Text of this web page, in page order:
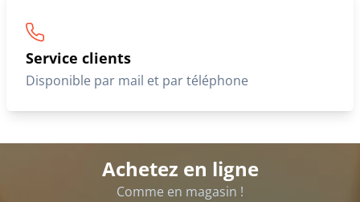
Service clients
Disponible par mail et par téléphone
Achetez en ligne
Comme en magasin !